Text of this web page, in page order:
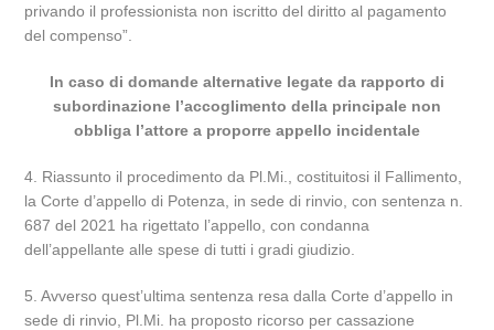
privando il professionista non iscritto del diritto al pagamento
del compenso”.
In caso di domande alternative legate da rapporto di
subordinazione l’accoglimento della principale non
obbliga l’attore a proporre appello incidentale
4. Riassunto il procedimento da Pl.Mi., costituitosi il Fallimento,
la Corte d’appello di Potenza, in sede di rinvio, con sentenza n.
687 del 2021 ha rigettato l’appello, con condanna
dell’appellante alle spese di tutti i gradi giudizio.
5. Avverso quest’ultima sentenza resa dalla Corte d’appello in
sede di rinvio, Pl.Mi. ha proposto ricorso per cassazione